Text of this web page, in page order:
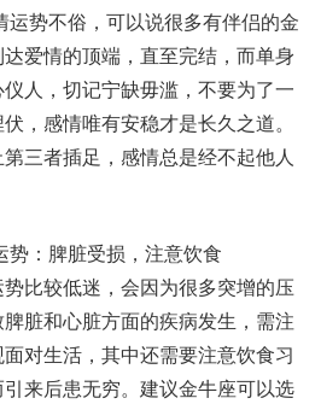
势不俗，可以说很多有伴侣的金
爱情的顶端，直至完结，而单身
人，切记宁缺毋滥，不要为了一
，感情唯有安稳才是长久之道。
三者插足，感情总是经不起他人
：脾脏受损，注意饮食
较低迷，会因为很多突增的压
脏和心脏方面的疾病发生，需注
对生活，其中还需要注意饮食习
来后患无穷。建议金牛座可以选